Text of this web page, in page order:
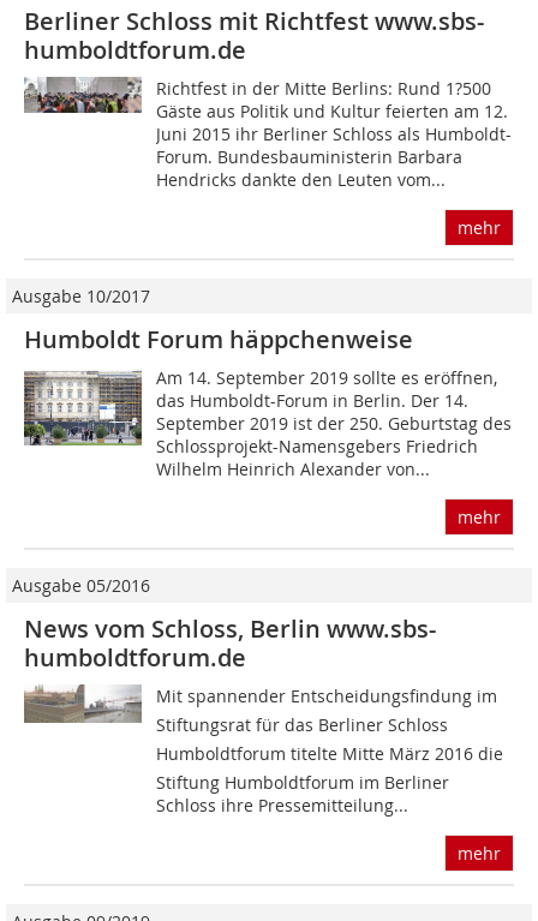
Berliner Schloss mit Richtfest www.sbs-
humboldtforum.de
Richtfest in der Mitte Berlins: Rund 1?500
Gäste aus Politik und Kultur feierten am 12.
Juni 2015 ihr Berliner Schloss als Humboldt-
Forum. Bundesbauministerin Barbara
Hendricks dankte den Leuten vom...
mehr
Ausgabe 10/2017
Humboldt Forum häppchenweise
Am 14. September 2019 sollte es eröffnen,
das Humboldt-Forum in Berlin. Der 14.
September 2019 ist der 250. Geburtstag des
Schlossprojekt-Namensgebers Friedrich
Wilhelm Heinrich Alexander von...
mehr
Ausgabe 05/2016
News vom Schloss, Berlin www.sbs-
humboldtforum.de
Mit spannender Entscheidungsfindung im
Stiftungsrat für das Berliner Schloss 
Humboldtforum titelte Mitte März 2016 die
Stiftung Humboldtforum im Berliner
Schloss ihre Pressemitteilung...
mehr